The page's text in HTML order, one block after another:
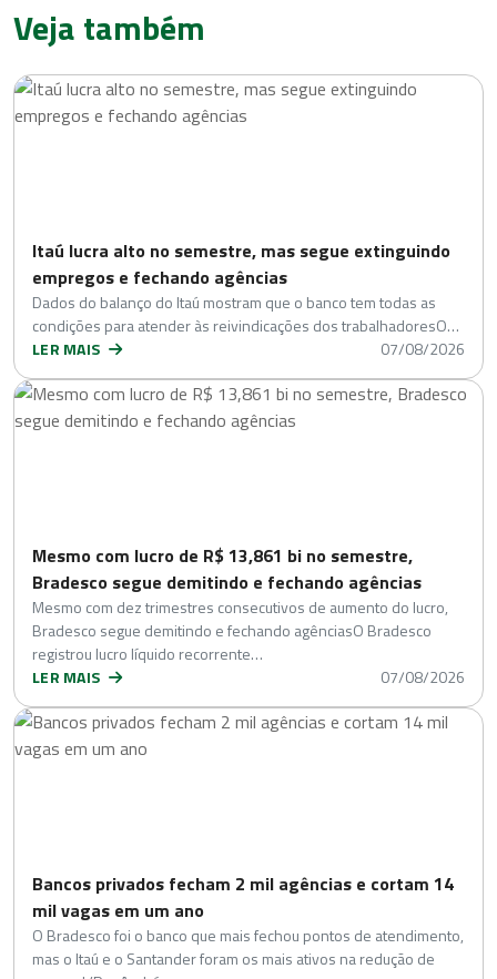
Veja também
Itaú lucra alto no semestre, mas segue extinguindo
empregos e fechando agências
Dados do balanço do Itaú mostram que o banco tem todas as
condições para atender às reivindicações dos trabalhadoresO…
LER MAIS
07/08/2026
Mesmo com lucro de R$ 13,861 bi no semestre,
Bradesco segue demitindo e fechando agências
Mesmo com dez trimestres consecutivos de aumento do lucro,
Bradesco segue demitindo e fechando agênciasO Bradesco
registrou lucro líquido recorrente…
LER MAIS
07/08/2026
Bancos privados fecham 2 mil agências e cortam 14
mil vagas em um ano
O Bradesco foi o banco que mais fechou pontos de atendimento,
mas o Itaú e o Santander foram os mais ativos na redução de